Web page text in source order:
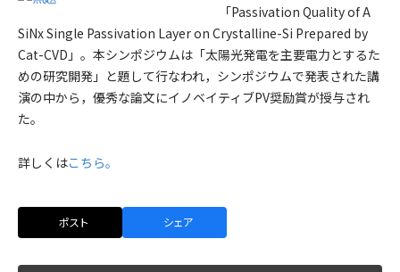
「Passivation Quality of A
SiNx Single Passivation Layer on Crystalline-Si Prepared by
Cat-CVD」。本シンポジウムは「太陽光発電を主要電力とするた
めの研究開発」と題して行なわれ，シンポジウムで発表された講
演の中から，優秀な論文にイノベイティブPV奨励賞が授与され
た。
詳しくはこちら。
ポスト シェア